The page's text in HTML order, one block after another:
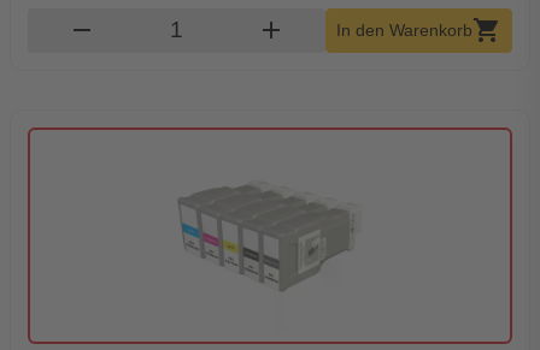
remove Produkt Warenkorb Menge
add In den Warenkorb shopping_cart